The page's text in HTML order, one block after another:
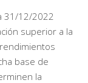
31/12/2022
superior a la
base de
la